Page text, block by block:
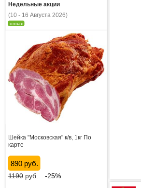
Недельные акции
(10 - 16 Августа 2026)
новая
Шейка "Московская" к/в, 1кг По
карте
890 руб.
1190руб. -25%